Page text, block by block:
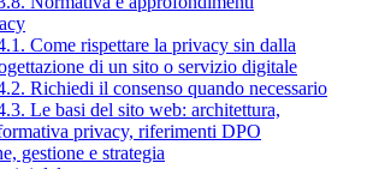
Come rispettare la privacy sin dalla
di un sito o servizio digitale
Richiedi il consenso quando necessario
Le basi del sito web: architettura,
privacy, riferimenti DPO
gestione e strategia